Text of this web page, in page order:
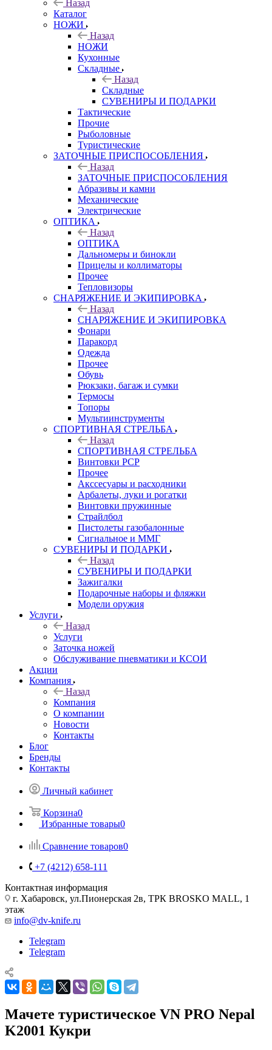
Назад
Каталог
НОЖИ
Назад
НОЖИ
Кухонные
Складные
Назад
Складные
СУВЕНИРЫ И ПОДАРКИ
Тактические
Прочие
Рыболовные
Туристические
ЗАТОЧНЫЕ ПРИСПОСОБЛЕНИЯ
Назад
ЗАТОЧНЫЕ ПРИСПОСОБЛЕНИЯ
Абразивы и камни
Механические
Электрические
ОПТИКА
Назад
ОПТИКА
Дальномеры и бинокли
Прицелы и коллиматоры
Прочее
Тепловизоры
СНАРЯЖЕНИЕ И ЭКИПИРОВКА
Назад
СНАРЯЖЕНИЕ И ЭКИПИРОВКА
Фонари
Паракорд
Одежда
Прочее
Обувь
Рюкзаки, багаж и сумки
Термосы
Топоры
Мультиинструменты
СПОРТИВНАЯ СТРЕЛЬБА
Назад
СПОРТИВНАЯ СТРЕЛЬБА
Винтовки PCP
Прочее
Акссесуары и расходники
Арбалеты, луки и рогатки
Винтовки пружинные
Страйлбол
Пистолеты газобалонные
Сигнальное и ММГ
СУВЕНИРЫ И ПОДАРКИ
Назад
СУВЕНИРЫ И ПОДАРКИ
Зажигалки
Подарочные наборы и фляжки
Модели оружия
Услуги
Назад
Услуги
Заточка ножей
Обслуживание пневматики и КСОИ
Акции
Компания
Назад
Компания
О компании
Новости
Контакты
Блог
Бренды
Контакты
Личный кабинет
Корзина0
Избранные товары0
Сравнение товаров0
+7 (4212) 658-111
Контактная информация
г. Хабаровск, ул.Пионерская 2в, ТРК BROSKO MALL, 1
этаж
info@dv-knife.ru
Telegram
Telegram
Мачете туристическое VN PRO Nepal
K2001 Кукри